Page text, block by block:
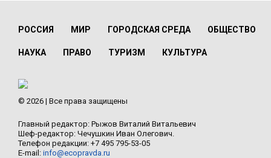
РОССИЯ МИР ГОРОДСКАЯ СРЕДА ОБЩЕСТВО
НАУКА ПРАВО ТУРИЗМ КУЛЬТУРА
© 2026 | Все права защищены
Главный редактор: Рыжов Виталий Витальевич
Шеф-редактор: Чечушкин Иван Олегович.
Телефон редакции: +7 495 795-53-05
E-mail: info@ecopravda.ru